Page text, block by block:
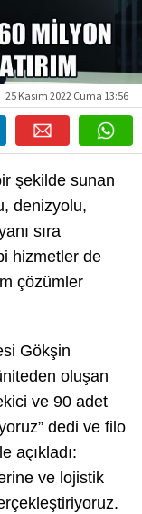
25 Kasım 2022 Cuma 13:56
şekilde sunan
denizyolu,
sıra
hizmetler de
çözümler
Gökşin
oluşan
ve 90 adet
dedi ve filo
açıkladı:
ve lojistik